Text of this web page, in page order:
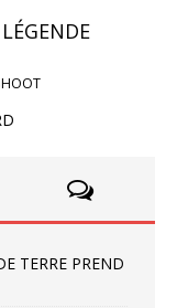
LÉGENDE
TERRE PREND